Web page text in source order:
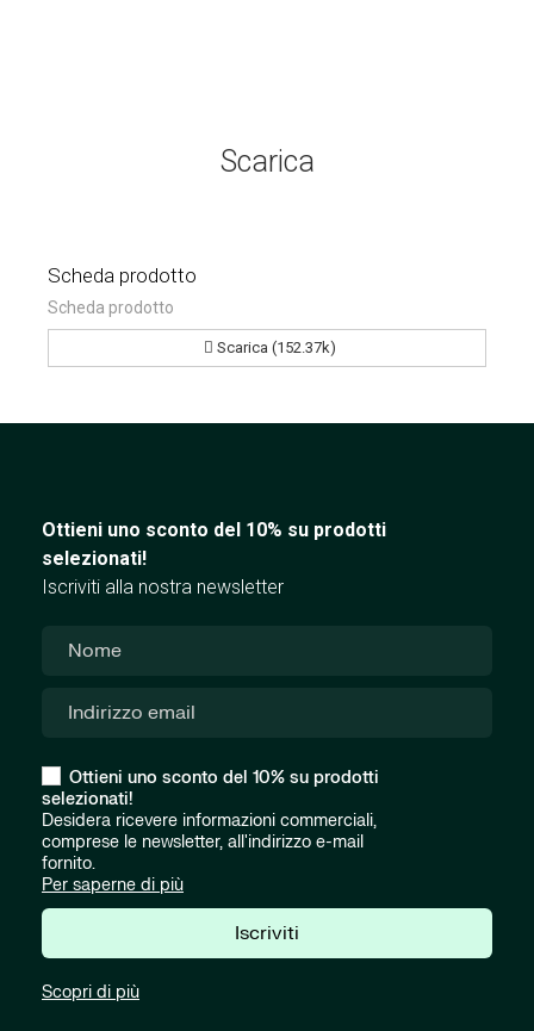
Scarica
Scheda prodotto
Scheda prodotto
Scarica (152.37k)
Ottieni uno sconto del 10% su prodotti
selezionati!
Iscriviti alla nostra newsletter
Ottieni uno sconto del 10% su prodotti
selezionati!
Desidera ricevere informazioni commerciali,
comprese le newsletter, all'indirizzo e-mail
fornito.
Per saperne di più
Iscriviti
Scopri di più